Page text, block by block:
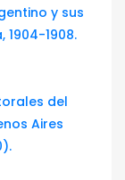
y sus
1908.
del
Aires